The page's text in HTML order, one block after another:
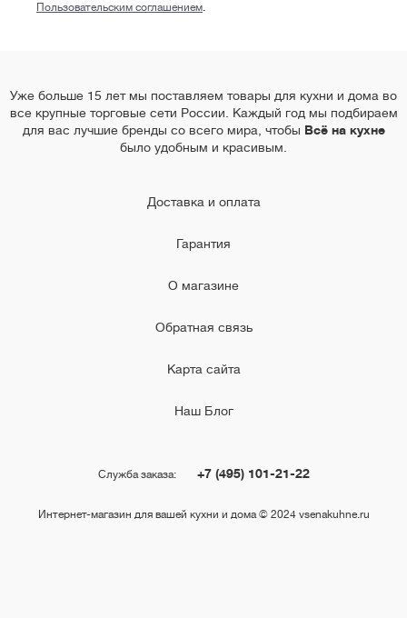
Пользовательским соглашением.
Уже больше 15 лет мы поставляем товары для кухни и дома во
все крупные торговые сети России. Каждый год мы подбираем
для вас лучшие бренды со всего мира, чтобы Всё на кухне
было удобным и красивым.
Доставка и оплата
Гарантия
О магазине
Обратная связь
Карта сайта
Наш Блог
Служба заказа: +7 (495) 101-21-22
Интернет-магазин для вашей кухни и дома © 2024 vsenakuhne.ru